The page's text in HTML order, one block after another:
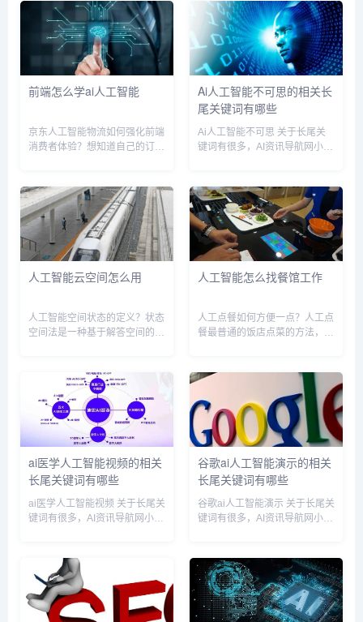
前端怎么学ai人工智能
京东人工智能物流如何强化前端
消费者体验？想知道自己的订单
想知道最近进口牛奶在京东有没
有优惠？智能机器人会综合比较
各家品牌信息，为您给出最优选
择；早...
Ai人工智能不可思的相关长
尾关键词有哪些
Ai人工智能不可思 关于长尾关
键词有很多，AI资讯导航网小编
词。 Ai人工智能不可思相关长
尾关键词有以下这些： ai人工智
能不可思议的原因...
人工智能云空间怎么用
人工智能空间状态的定义？状态
空间法是一种基于解答空间的问
空间图表示时，从某个初始状态
开始，每次加一个操作符，递增
地建立起操作符的试验序列，直
到达...
人工智能怎么找餐馆工作
人工点餐如何方便一点？人工点
餐最普通的饭店点菜的方法，现
餐。也可以到达饭店以后，我扫
描饭店的二维码，在手机上点
餐，这样避免交叉感染，是疫情
以后应...
ai医学人工智能视频的相关
长尾关键词有哪些
ai医学人工智能视频 关于长尾关
键词有很多，AI资讯导航网小编
长尾关键词有以下这些： ai医学
人工智能视频...
谷歌ai人工智能演示的相关
长尾关键词有哪些
谷歌ai人工智能演示 关于长尾关
键词有很多，AI资讯导航网小编
键词。 谷歌ai人工智能演示相关
长尾关键词有以下这些： 谷歌ai
人工智能演示...